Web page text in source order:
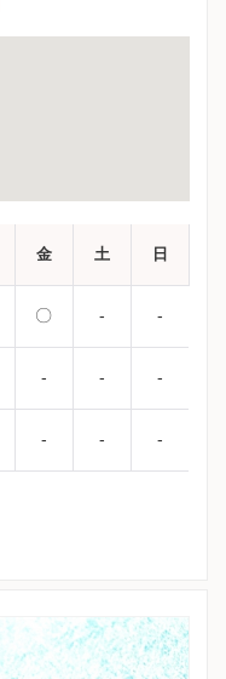
金 土 日
〇 - -
- - -
- - -